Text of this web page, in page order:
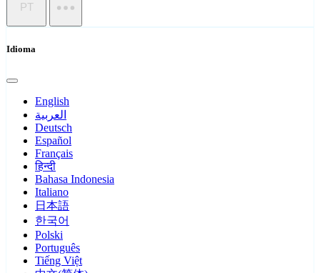
PT
Idioma
English
العربية
Deutsch
Español
Français
हिन्दी
Bahasa Indonesia
Italiano
日本語
한국어
Polski
Português
Tiếng Việt